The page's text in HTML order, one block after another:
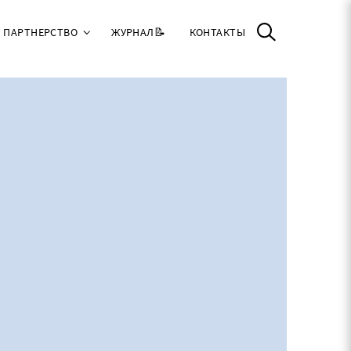
ПАРТНЕРСТВО ЖУРНАЛ📝 КОНТАКТЫ